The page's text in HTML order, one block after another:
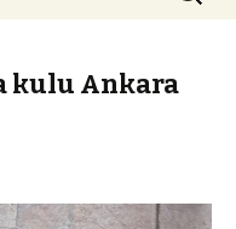
kulu Ankara